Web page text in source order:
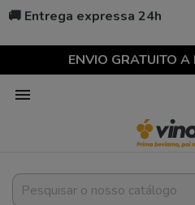
🚚 Entrega expressa 24h
ENVIO GRATUITO
